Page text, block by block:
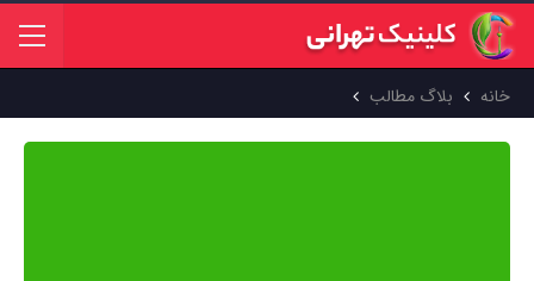
خانه بلاگ مطالب